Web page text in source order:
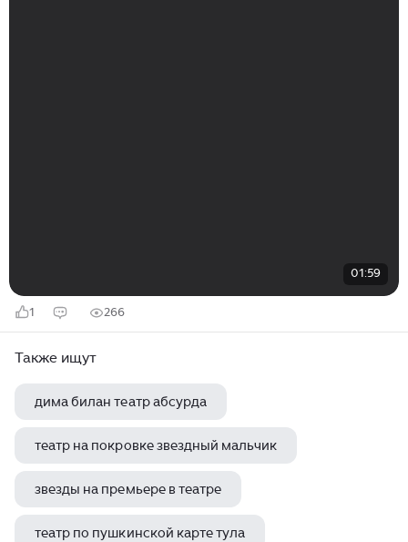
01:59
1 266
Также ищут
дима билан театр абсурда
театр на покровке звездный мальчик
звезды на премьере в театре
театр по пушкинской карте тула